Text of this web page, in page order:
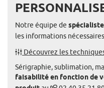
Notre équipe de
les informations
Découvrez les
Sérigraphie, sublimation,
faisabilité en fonction de